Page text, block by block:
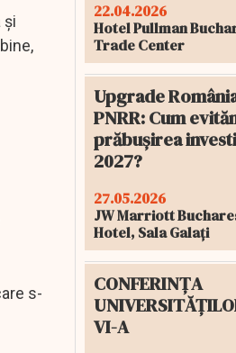
şi
s-
22.04.2026
Hotel Pullman
Trade Center
Upgrade
PNRR: Cum
prăbușirea
2027?
27.05.2026
JW Marriott
Hotel, Sala Galați
CONFERINȚA
VI-A